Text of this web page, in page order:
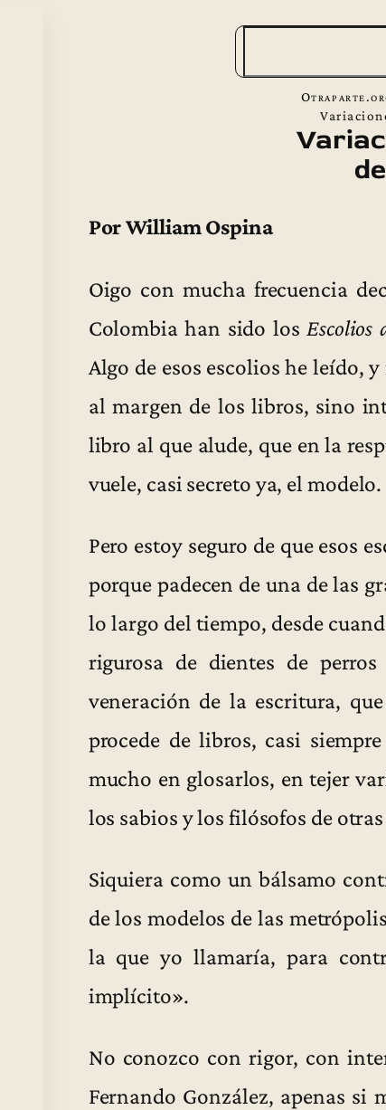
Por William Ospina
Oigo con mucha frecuencia
Colombia han sido los
Algo de esos escolios he leído,
al margen de los libros, sino
libro al que alude, que en la
vuele, casi secreto ya, el modelo.
Pero estoy seguro de que esos
porque padecen de una de las
lo largo del tiempo, desde
rigurosa de dientes de
veneración de la escritura,
procede de libros, casi
mucho en glosarlos, en tejer
los sabios y los filósofos de
Siquiera como un bálsamo
de los modelos de las
la que yo llamaría, para
implícito».
No conozco con rigor, con
Fernando González, apenas si